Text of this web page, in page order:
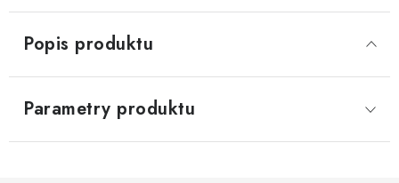
Popis produktu
Parametry produktu